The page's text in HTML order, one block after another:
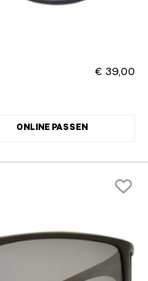
€ 39,00
ONLINE PASSEN